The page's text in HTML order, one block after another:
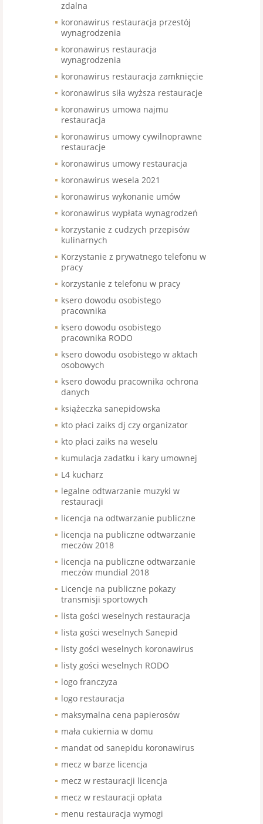
zdalna
koronawirus restauracja przestój
wynagrodzenia
koronawirus restauracja
wynagrodzenia
koronawirus restauracja zamknięcie
koronawirus siła wyższa restauracje
koronawirus umowa najmu
restauracja
koronawirus umowy cywilnoprawne
restauracje
koronawirus umowy restauracja
koronawirus wesela 2021
koronawirus wykonanie umów
koronawirus wypłata wynagrodzeń
korzystanie z cudzych przepisów
kulinarnych
Korzystanie z prywatnego telefonu w
pracy
korzystanie z telefonu w pracy
ksero dowodu osobistego
pracownika
ksero dowodu osobistego
pracownika RODO
ksero dowodu osobistego w aktach
osobowych
ksero dowodu pracownika ochrona
danych
książeczka sanepidowska
kto płaci zaiks dj czy organizator
kto płaci zaiks na weselu
kumulacja zadatku i kary umownej
L4 kucharz
legalne odtwarzanie muzyki w
restauracji
licencja na odtwarzanie publiczne
licencja na publiczne odtwarzanie
meczów 2018
licencja na publiczne odtwarzanie
meczów mundial 2018
Licencje na publiczne pokazy
transmisji sportowych
lista gości weselnych restauracja
lista gości weselnych Sanepid
listy gości weselnych koronawirus
listy gości weselnych RODO
logo franczyza
logo restauracja
maksymalna cena papierosów
mała cukiernia w domu
mandat od sanepidu koronawirus
mecz w barze licencja
mecz w restauracji licencja
mecz w restauracji opłata
menu restauracja wymogi